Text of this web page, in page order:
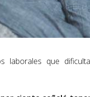
laborales que